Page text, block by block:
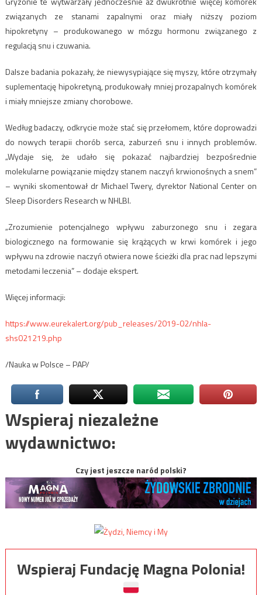
związanych ze stanami zapalnymi oraz miały niższy poziom
hipokretyny – produkowanego w mózgu hormonu związanego z
regulacją snu i czuwania.
Dalsze badania pokazały, że niewysypiające się myszy, które otrzymały
suplementację hipokretyną, produkowały mniej prozapalnych komórek
i miały mniejsze zmiany chorobowe.
Według badaczy, odkrycie może stać się przełomem, które doprowadzi
do nowych terapii chorób serca, zaburzeń snu i innych problemów.
„Wydaje się, że udało się pokazać najbardziej bezpośrednie
molekularne powiązanie między stanem naczyń krwionośnych a snem”
– wyniki skomentował dr Michael Twery, dyrektor National Center on
Sleep Disorders Research w NHLBI.
„Zrozumienie potencjalnego wpływu zaburzonego snu i zegara
biologicznego na formowanie się krążących w krwi komórek i jego
wpływu na zdrowie naczyń otwiera nowe ścieżki dla prac nad lepszymi
metodami leczenia” – dodaje ekspert.
Więcej informacji:
https://www.eurekalert.org/pub_releases/2019-02/nhla-
shs021219.php
/Nauka w Polsce – PAP/
Wspieraj niezależne
wydawnictwo:
Czy jest jeszcze naród polski?
Wspieraj Fundację Magna Polonia!